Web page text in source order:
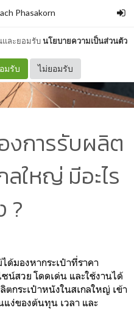
และยอมรับนโยบายความเป็นส่วนตัว
มรับ ไม่ยอมรับ
Phasakorn
การรับผลิต
ลใหญ่ มีอะไร
?
ด้มองหากระเป๋าที่ราคา
น์สวย โดดเด่น และใช้งานได้
ตกระเป๋าหนังในสเกลใหญ่ เข้า
ง่ของต้นทุน เวลา และ